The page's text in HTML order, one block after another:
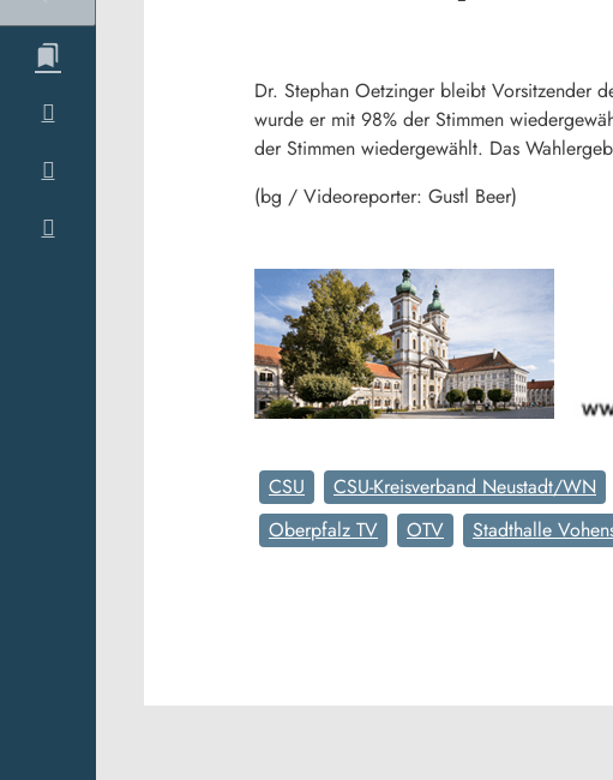
Dr. Stephan Oetzinger bleibt Vorsitzender
wurde er mit 98% der Stimmen
der Stimmen wiedergewählt. Das
(bg / Videoreporter: Gustl Beer)
CSU CSU-Kreisverband Neustadt/WN
Oberpfalz TV
OTV Stadthalle